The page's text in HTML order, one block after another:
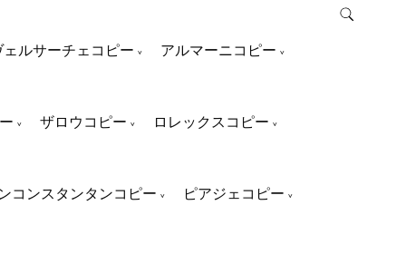
ルサーチェコピー アルマーニコピー
ザロウコピー ロレックスコピー
コンスタンタンコピー ピアジェコピー